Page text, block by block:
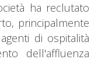
ha reclutato
principalmente
di ospitalità
dell'affluenza